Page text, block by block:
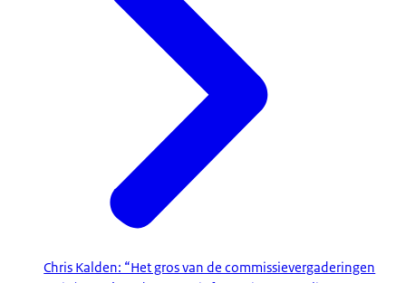
Chris Kalden: “Het gros van de commissievergaderingen